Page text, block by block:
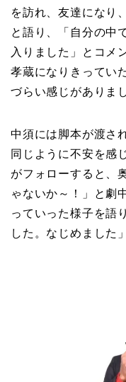
を訪れ、友達になり
と語り、「自分の中
入りました」とコメ
孝蔵になりきってい
づらい感じがありま
中須には脚本が渡さ
同じように不安を感
がフォローすると、
ゃないか～！」と劇
っていった様子を語
した。なじめました